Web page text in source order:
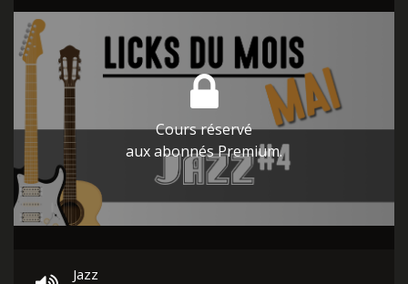
Cours réservé
aux abonnés Premium.
Jazz